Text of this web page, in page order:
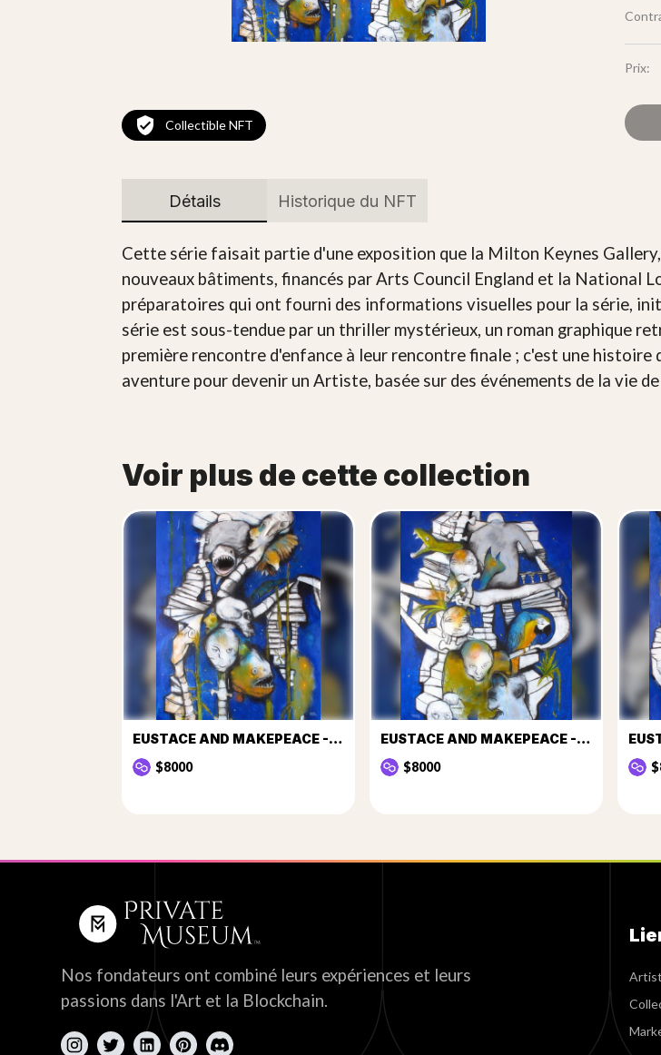
Collectible NFT
Prix:
Détails Historique du NFT
Cette série faisait partie d'une exposition que la Milton Keynes
nouveaux bâtiments, financés par Arts Council England et la National
préparatoires qui ont fourni des informations visuelles pour la série,
série est sous-tendue par un thriller mystérieux, un roman graphique
première rencontre d'enfance à leur rencontre finale ; c'est une
aventure pour devenir un Artiste, basée sur des événements de la vie
Voir plus de cette collection
EUSTACE AND MAKEPEACE - THEIR FINAL ENCOUNTER I
$8000
EUSTACE AND MAKEPEACE - THEIR FINAL ENCOUNTER II
$8000
Nos fondateurs ont combiné leurs expériences et leurs
passions dans l'Art et la Blockchain.